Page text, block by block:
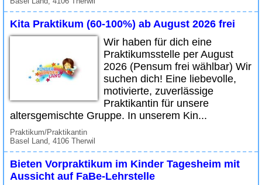
Kita Praktikum (60-100%) ab August 2026 frei
Wir haben für dich eine
Praktikumsstelle per August
2026 (Pensum frei wählbar) Wir
suchen dich! Eine liebevolle,
motivierte, zuverlässige
Praktikantin für unsere
altersgemischte Gruppe. In unserem Kin...
Praktikum/Praktikantin
Basel Land, 4106 Therwil
Bieten Vorpraktikum im Kinder Tagesheim mit
Aussicht auf FaBe-Lehrstelle